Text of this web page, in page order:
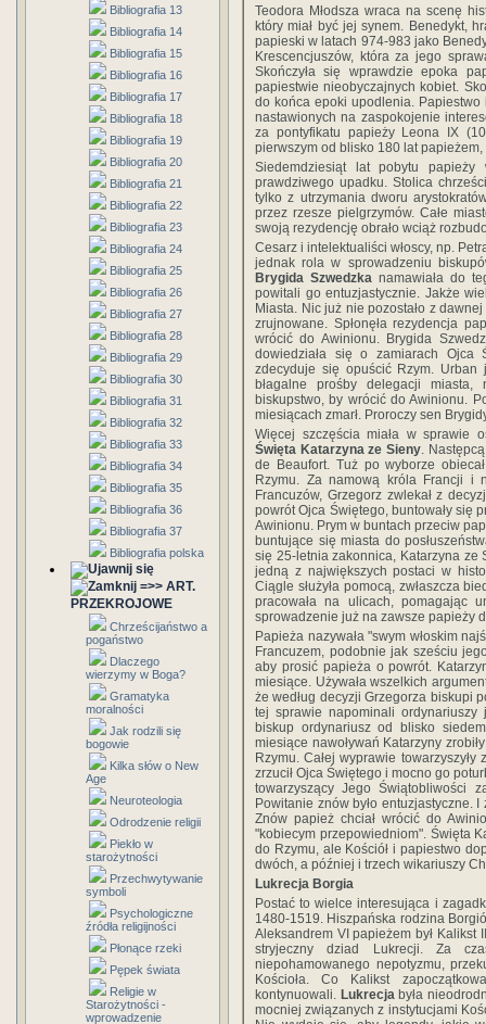
Bibliografia 13
Bibliografia 14
Bibliografia 15
Bibliografia 16
Bibliografia 17
Bibliografia 18
Bibliografia 19
Bibliografia 20
Bibliografia 21
Bibliografia 22
Bibliografia 23
Bibliografia 24
Bibliografia 25
Bibliografia 26
Bibliografia 27
Bibliografia 28
Bibliografia 29
Bibliografia 30
Bibliografia 31
Bibliografia 32
Bibliografia 33
Bibliografia 34
Bibliografia 35
Bibliografia 36
Bibliografia 37
Bibliografia polska
=>> ART.
PRZEKROJOWE
Chrześcijaństwo a
pogaństwo
Dlaczego
wierzymy w Boga?
Gramatyka
moralności
Jak rodzili się
bogowie
Kilka słów o New
Age
Neuroteologia
Odrodzenie religii
Piekło w
starożytności
Przechwytywanie
symboli
Psychologiczne
źródła religijności
Płonące rzeki
Pępek świata
Religie w
Starożytności -
wprowadzenie
Teodora Młodsza wraca na scenę
który miał być jej synem. Benedykt,
papieski w latach 974-983 jako
Krescencjuszów, która za jego
Skończyła się wprawdzie epoka
papiestwie nieobyczajnych kobiet.
do końca epoki upodlenia. Papiestwo
nastawionych na zaspokojenie
za pontyfikatu papieży Leona IX
pierwszym od blisko 180 lat
Siedemdziesiąt lat pobytu
prawdziwego upadku. Stolica
tylko z utrzymania dworu
przez rzesze pielgrzymów. Całe
swoją rezydencję obrało wciąż
Cesarz i intelektualiści włoscy, np.
jednak rola w sprowadzeniu
Brygida Szwedzkanamawiała do
powitali go entuzjastycznie. Jakże
Miasta. Nic już nie pozostało z dawnej
zrujnowane. Spłonęła rezydencja
wrócić do Awinionu. Brygida
dowiedziała się o zamiarach Ojca
zdecyduje się opuścić Rzym. Urban
błagalne prośby delegacji
biskupstwo, by wrócić do Awinionu.
miesiącach zmarł. Proroczy sen
Więcej szczęścia miała w sprawie
Święta Katarzyna ze Sieny.
de Beaufort. Tuż po wyborze
Rzymu. Za namową króla Francji i
Francuzów, Grzegorz zwlekał z
powrót Ojca Świętego, buntowały się
Awinionu. Prym w buntach przeciw
buntujące się miasta do
się 25-letnia zakonnica, Katarzyna ze
jedną z największych postaci w
Ciągle służyła pomocą, zwłaszcza
pracowała na ulicach, pomagając
sprowadzenie już na zawsze papieży
Papieża nazywała "swym włoskim
Francuzem, podobnie jak sześciu
aby prosić papieża o powrót.
miesiące. Używała wszelkich
że według decyzji Grzegorza biskupi
tej sprawie napominali
biskup ordynariusz od blisko
miesiące nawoływań Katarzyny
Rzymu. Całej wyprawie
zrzucił Ojca Świętego i mocno go
towarzyszący Jego Świątobliwości
Powitanie znów było entuzjastyczne.
Znów papież chciał wrócić do
"kobiecym przepowiedniom". Święta
do Rzymu, ale Kościół i papiestwo
dwóch, a później i trzech wikariuszy
Lukrecja Borgia
Postać to wielce interesująca i
1480-1519. Hiszpańska rodzina
Aleksandrem VI papieżem był Kalikst
stryjeczny dziad Lukrecji. Za
niepohamowanego nepotyzmu,
Kościoła. Co Kalikst
kontynuowali. Lukrecjabyła
mocniej związanych z instytucjami